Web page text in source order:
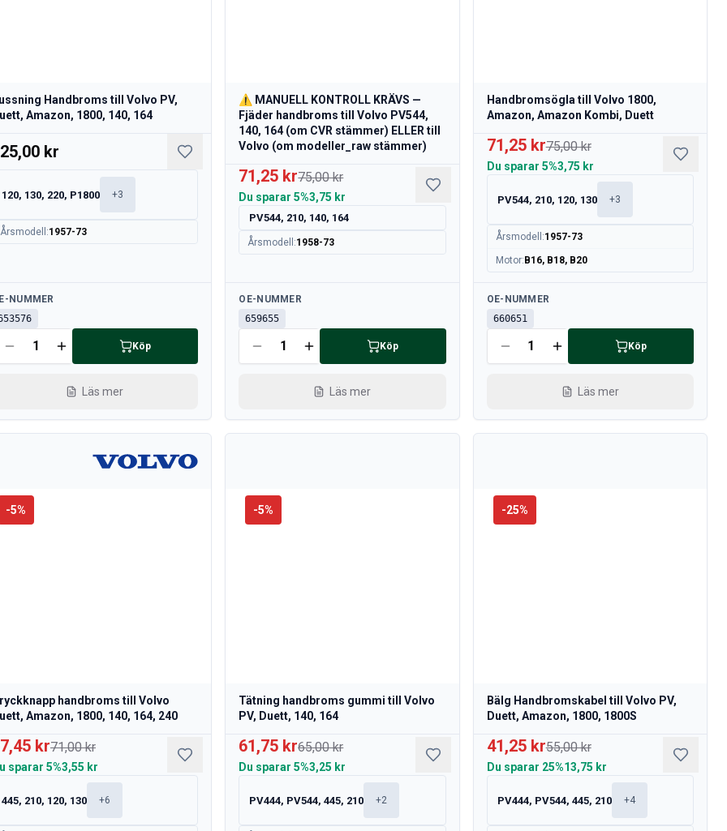
Handbroms till Volvo PV,
Amazon, 1800, 140, 164
kr
120, 130, 220, P1800 +3
Årsmodell :1957-73
NUMMER
Köp
Läs mer
⚠️ MANUELL KONTROLL KRÄVS —
Fjäder handbroms till Volvo PV544,
140, 164 (om CVR stämmer) ELLER till
Volvo (om modeller_raw stämmer)
71,25 kr75,00 kr
Du sparar 5%3,75 kr
PV544, 210, 140, 164
Årsmodell :1958-73
Tillgänglig
OE-NUMMER
659655
Köp
Läs mer
Handbromsögla till Volvo 1800,
Amazon, Amazon Kombi, Duett
71,25 kr75,00 kr
Du sparar 5%3,75 kr
PV544, 210, 120, 130 +3
Årsmodell :1957-73
Motor: B16, B18, B20
Tillgänglig
OE-NUMMER
660651
Köp
Läs mer
-5%
handbroms till Volvo
Amazon, 1800, 140, 164, 240
kr71,00 kr
sparar 5%3,55 kr
445, 210, 120, 130 +6
-5%
Tätning handbroms gummi till Volvo
PV, Duett, 140, 164
61,75 kr65,00 kr
Du sparar 5%3,25 kr
PV444, PV544, 445, 210 +2
-25%
Bälg Handbromskabel till Volvo PV,
Duett, Amazon, 1800, 1800S
41,25 kr55,00 kr
Du sparar 25%13,75 kr
PV444, PV544, 445, 210 +4